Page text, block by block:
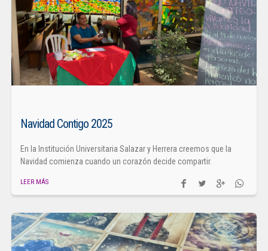
Navidad Contigo 2025
En la Institución Universitaria Salazar y Herrera creemos que la
Navidad comienza cuando un corazón decide compartir.
LEER MÁS